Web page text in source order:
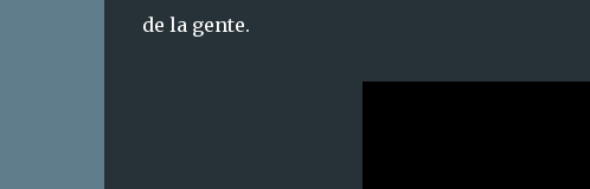
de la gente.